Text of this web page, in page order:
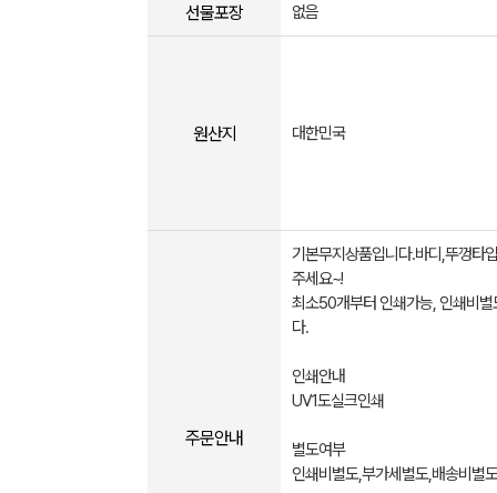
선물포장 없음
원산지 대한민국
주문안내
기본무지상품입니다.바디,뚜껑타
주세요~!
최소50개부터 인쇄가능, 인쇄비별
다.
인쇄안내
UV1도실크인쇄
별도여부
인쇄비별도,부가세별도,배송비별도